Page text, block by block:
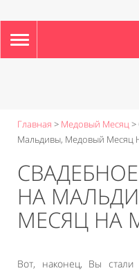
TOGGLE
NAVIGATION
Главная > Медовый Месяц>
Мальдивы, Медовый Месяц
НА
МЕСЯЦ НА
Вот, наконец, Вы